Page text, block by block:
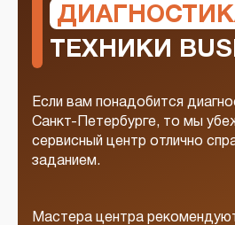
ТЕХНИКИ
Если вам понадобится
Санкт-Петербурге, то мы
сервисный центр отлично
заданием.
Мастера центра